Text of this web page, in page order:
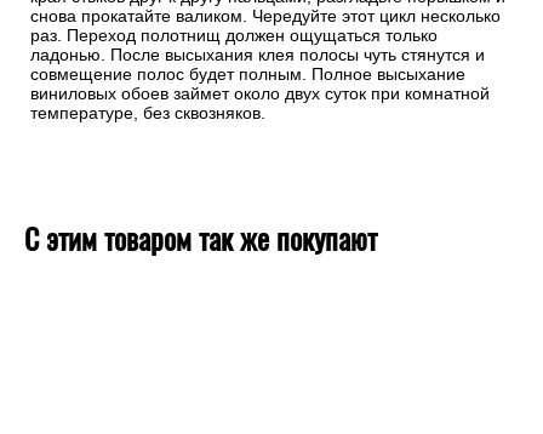
снова прокатайте валиком. Чередуйте этот цикл несколько
раз. Переход полотнищ должен ощущаться только
ладонью. После высыхания клея полосы чуть стянутся и
совмещение полос будет полным. Полное высыхание
виниловых обоев займет около двух суток при комнатной
температуре, без сквозняков.
С этим товаром так же покупают